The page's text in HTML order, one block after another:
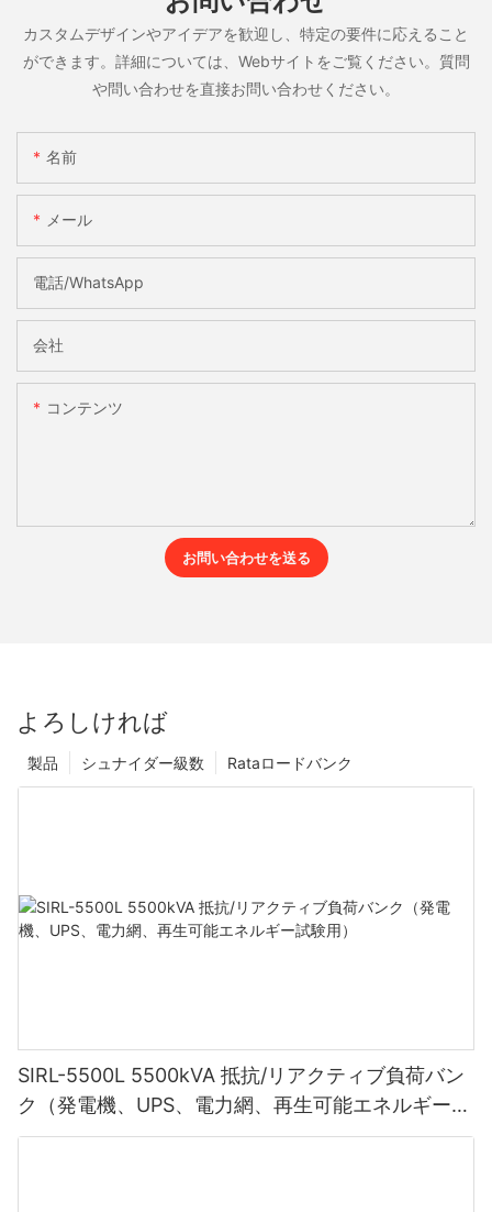
カスタムデザインやアイデアを歓迎し、特定の要件に応えること
ができます。詳細については、Webサイトをご覧ください。質問
や問い合わせを直接お問い合わせください。
名前
メール
電話/WhatsApp
会社
コンテンツ
お問い合わせを送る
よろしければ
Rataロードバンク
シュナイダー級数
製品
SIRL-5500L 5500kVA 抵抗/リアクティブ負荷バン
ク（発電機、UPS、電力網、再生可能エネルギー試
験用）